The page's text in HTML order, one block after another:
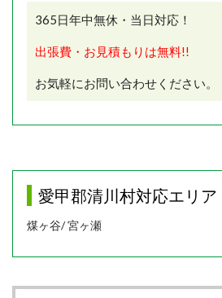
365日年中無休・当日対応！
出張費・お見積もりは無料!!
お気軽にお問い合わせください。
愛甲郡清川村対応エリア
煤ヶ谷/宮ヶ瀬